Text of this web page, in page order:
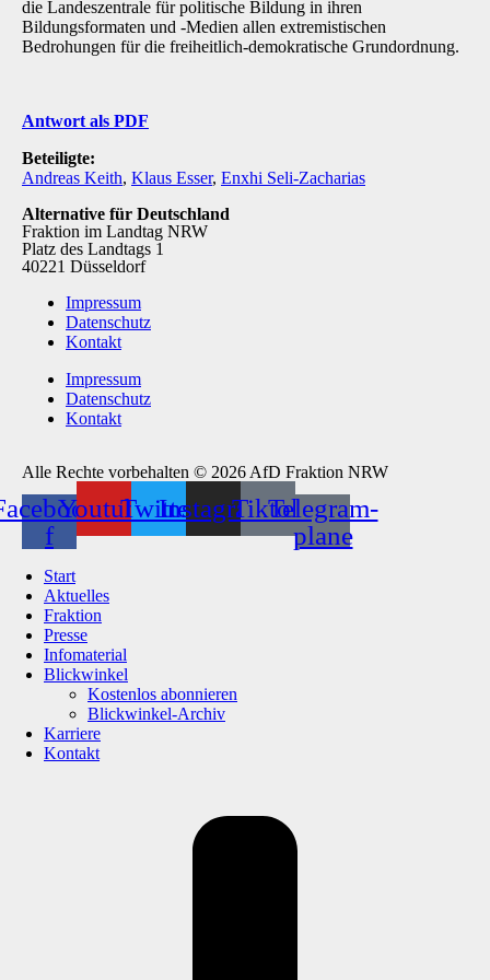
die Landeszentrale für politische Bildung in ihren
Bildungsformaten und -Medien allen extremistischen
Bedrohungen für die frei­heitlich-demokratische Grundordnung.
Antwort als PDF
Beteiligte:
Andreas Keith, Klaus Esser, Enxhi Seli-Zacharias
Alternative für Deutschland
Fraktion im Landtag NRW
Platz des Landtags 1
40221 Düsseldorf
Impressum
Datenschutz
Kontakt
Impressum
Datenschutz
Kontakt
Alle Rechte vorbehalten © 2026 AfD Fraktion NRW
f
YoutubeTwitterInstagramTiktokTelegram-
plane
Start
Aktuelles
Fraktion
Presse
Infomaterial
Blickwinkel
Kostenlos abonnieren
Blickwinkel-Archiv
Karriere
Kontakt